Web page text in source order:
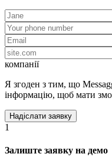
компанії
Я згоден з тим, що
інформацію, щоб мати
1
Залиште заявку на демо